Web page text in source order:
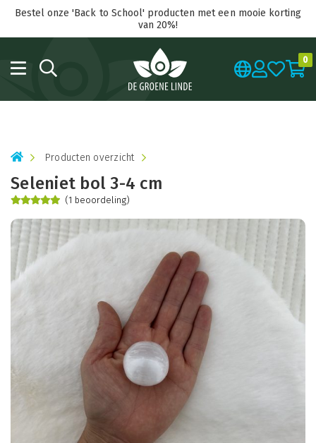
Bestel onze 'Back to School' producten met een mooie korting
van 20%!
0
Producten overzicht
Seleniet bol 3-4 cm
(1 beoordeling)